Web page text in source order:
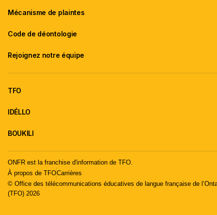
Mécanisme de plaintes
Code de déontologie
Rejoignez notre équipe
TFO
IDÉLLO
BOUKILI
ONFR est la franchise d'information de TFO.
À propos de TFOCarrières
© Office des télécommunications éducatives de langue française de
(TFO) 2026